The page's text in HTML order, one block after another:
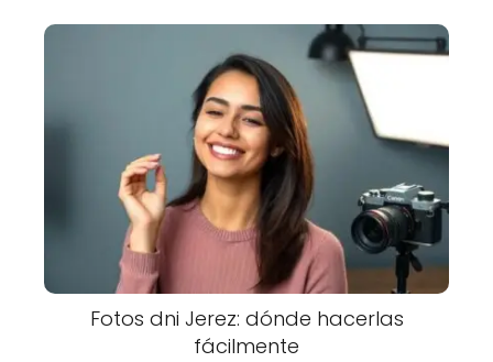
Fotos dni Jerez: dónde hacerlas
fácilmente